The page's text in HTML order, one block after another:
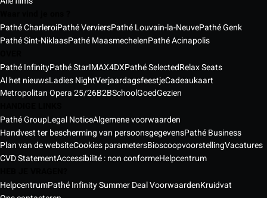
Pathé CharleroiPathé VerviersPathé Louvain-la-NeuvePathé Genk
Pathé Sint-NiklaasPathé MaasmechelenPathé Acinapolis
Pathé InfinityPathé StarIMAX4DXPathé SelectedRelax Seats
Al het nieuwsLadies NightVerjaardagsfeestjeCadeaukaart
Metropolitan Opera 25/26B2BSchoolGoedGezien
Pathé GroupLegal NoticeAlgemene voorwaarden
Handvest ter bescherming van persoonsgegevensPathé Business
Plan van de websiteCookies parametersBioscoopvoorstellingVacatures
CVD StatementAccessibilité : non conformeHelpcentrum
HelpcentrumPathé Infinity Summer Deal VoorwaardenKruidvat